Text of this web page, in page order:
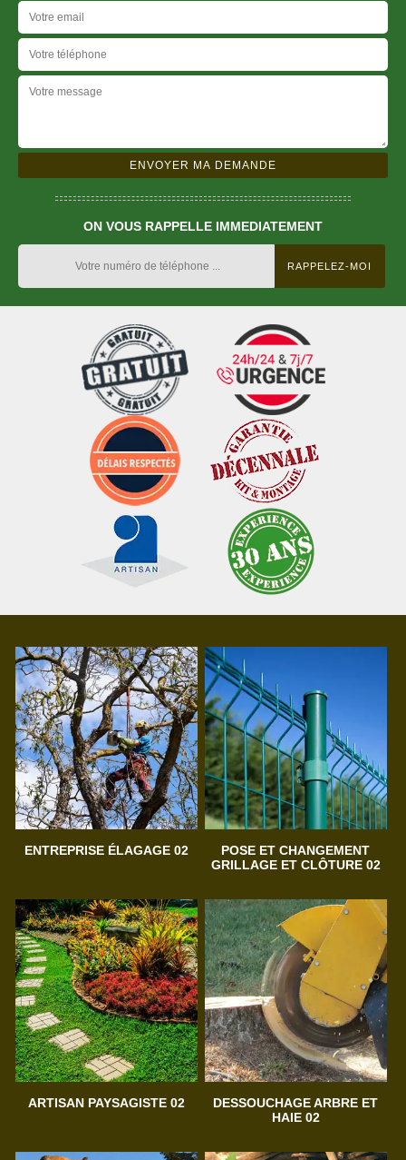
ON VOUS RAPPELLE IMMEDIATEMENT
ENTREPRISE ÉLAGAGE 02
POSE ET CHANGEMENT
GRILLAGE ET CLÔTURE 02
ARTISAN PAYSAGISTE 02
DESSOUCHAGE ARBRE ET
HAIE 02